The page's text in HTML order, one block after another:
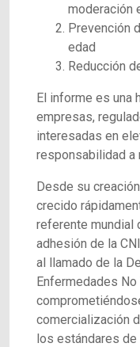
moderación
Prevención
edad
Reducción
El informe es una
empresas,
interesadas en
responsabilidad a
Desde su
crecido
referente mundial
adhesión de la
al llamado de la
Enfermedades
comercialización
los estándares